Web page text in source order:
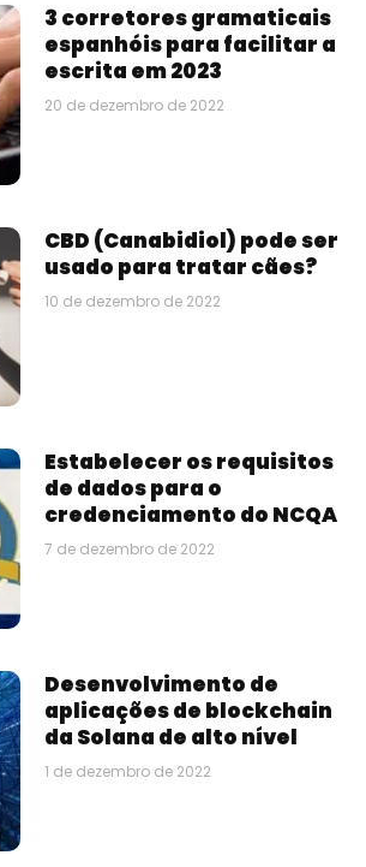
3 corretores gramaticais
espanhóis para facilitar a
escrita em 2023
20 de dezembro de 2022
CBD (Canabidiol) pode ser
usado para tratar cães?
10 de dezembro de 2022
Estabelecer os requisitos
de dados para o
credenciamento do NCQA
7 de dezembro de 2022
Desenvolvimento de
aplicações de blockchain
da Solana de alto nível
1 de dezembro de 2022